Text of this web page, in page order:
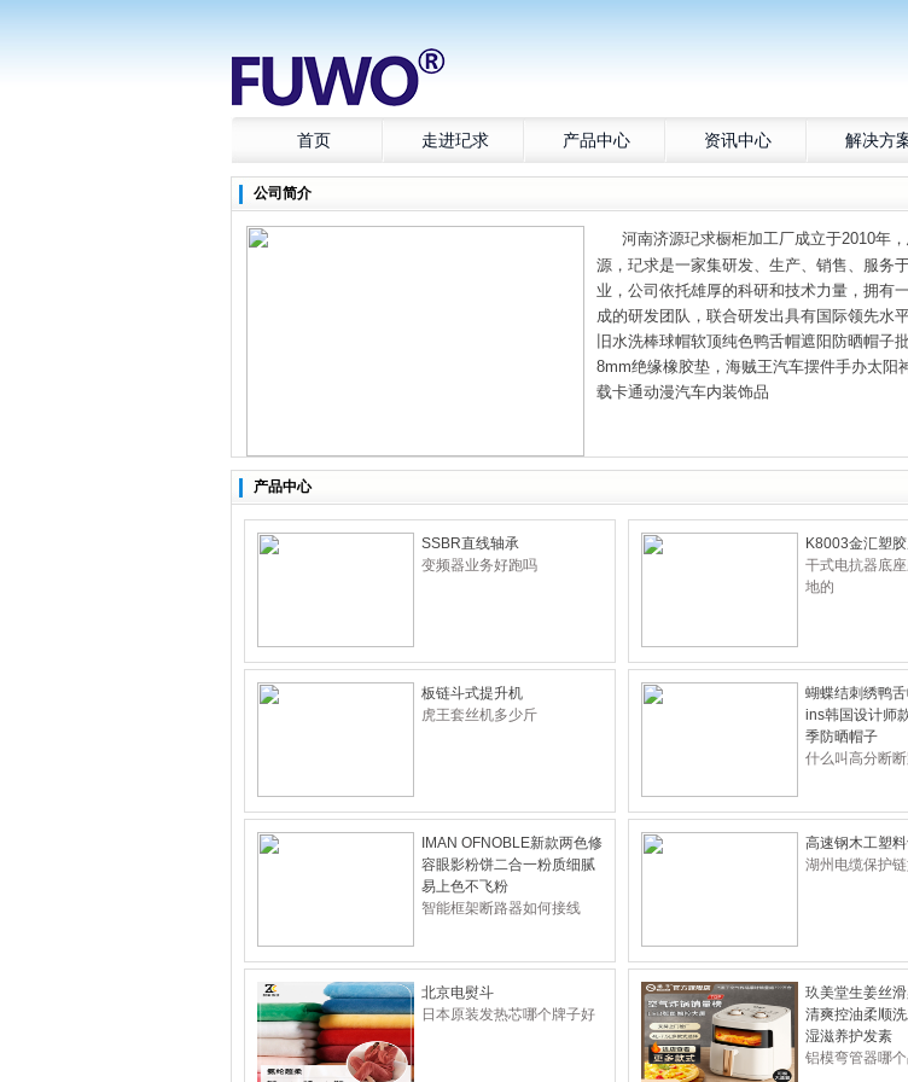
首页 走进玘求 产品中心 资讯中心 解决方
公司简介
河南济源玘求橱柜加工厂成立于2010年
源，玘求是一家集研发、生产、销售、服务
业，公司依托雄厚的科研和技术力量，拥有
成的研发团队，联合研发出具有国际领先水
旧水洗棒球帽软顶纯色鸭舌帽遮阳防晒帽子
8mm绝缘橡胶垫，海贼王汽车摆件手办太阳
载卡通动漫汽车内装饰品
产品中心
SSBR直线轴承
变频器业务好跑吗
K8003金汇塑
干式电抗器底
地的
板链斗式提升机
虎王套丝机多少斤
蝴蝶结刺绣鸭
ins韩国设计师
季防晒帽子
什么叫高分断
IMAN OFNOBLE新款两色修
容眼影粉饼二合一粉质细腻
易上色不飞粉
智能框架断路器如何接线
高速钢木工塑
湖州电缆保护
北京电熨斗
日本原装发热芯哪个牌子好
玖美堂生姜丝
清爽控油柔顺
湿滋养护发素
铝模弯管器哪